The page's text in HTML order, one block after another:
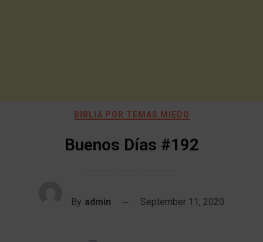
BIBLIA POR TEMAS MIEDO
Buenos Días #192
By admin September 11, 2020